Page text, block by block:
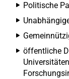
Politische
öffentliche